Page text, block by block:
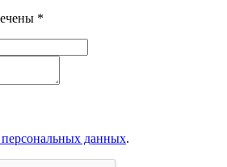
*
персональных данных.